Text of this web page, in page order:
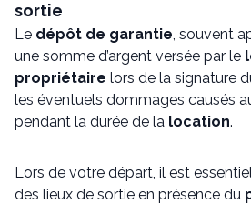
sortie
Le dépôt de garantie, souvent
une somme d’argent versée par le
propriétaire lors de la signature
les éventuels dommages causés
pendant la durée de la location.
Lors de votre départ, il est
des lieux de sortie en présence du